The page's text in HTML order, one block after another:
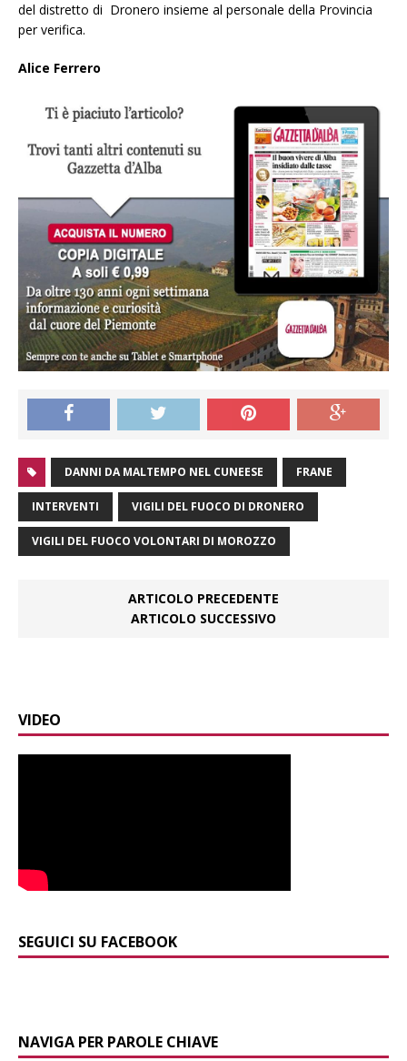
del distretto di Dronero insieme al personale della Provincia
per verifica.
Alice Ferrero
DANNI DA MALTEMPO NEL CUNEESE FRANE
INTERVENTI VIGILI DEL FUOCO DI DRONERO
VIGILI DEL FUOCO VOLONTARI DI MOROZZO
ARTICOLO PRECEDENTE
ARTICOLO SUCCESSIVO
VIDEO
SEGUICI SU FACEBOOK
NAVIGA PER PAROLE CHIAVE